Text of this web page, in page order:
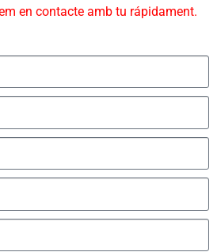
en contacte amb tu rápidament.